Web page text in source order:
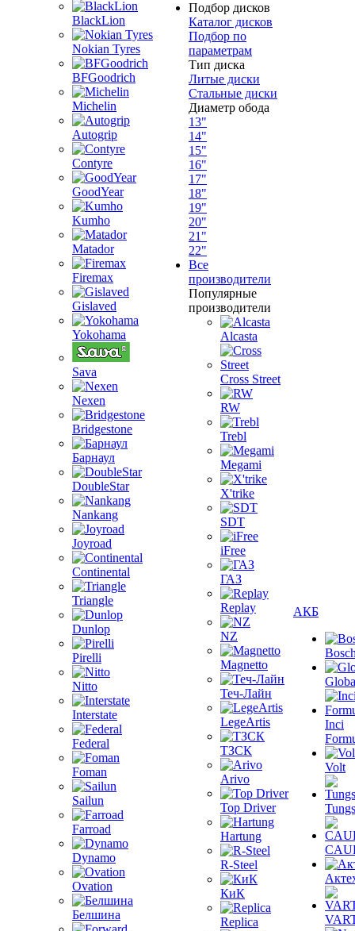
BlackLion
Nokian Tyres
BFGoodrich
Michelin
Autogrip
Contyre
GoodYear
Kumho
Matador
Firemax
Gislaved
Yokohama
Sava
Nexen
Bridgestone
Барнаул
DoubleStar
Nankang
Joyroad
Continental
Triangle
Dunlop
Pirelli
Nitto
Interstate
Federal
Foman
Sailun
Farroad
Dynamo
Ovation
Белшина
Подбор дисков
Каталог дисков
Подбор по
параметрам
Тип диска
Литые диски
Стальные диски
Диаметр обода
13"
14"
15"
16"
17"
18"
19"
20"
21"
22"
Все
производители
Популярные
производители
Alcasta
Cross Street
RW
Trebl
Megami
X'trike
SDT
iFree
ГАЗ
Replay
NZ
Magnetto
Теч-Лайн
LegeArtis
ТЗСК
Arivo
Top Driver
Hartung
R-Steel
КиК
Replica
АКБ
Inci
Volt